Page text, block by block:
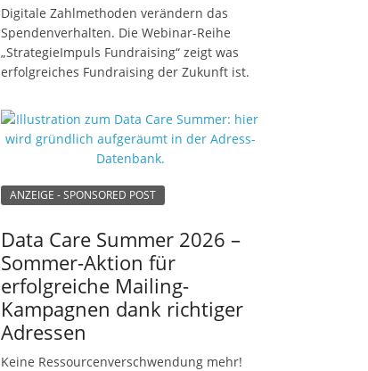
Digitale Zahlmethoden verändern das
Spendenverhalten. Die Webinar-Reihe
„StrategieImpuls Fundraising“ zeigt was
erfolgreiches Fundraising der Zukunft ist.
ANZEIGE - SPONSORED POST
Data Care Summer 2026 –
Sommer-Aktion für
erfolgreiche Mailing-
Kampagnen dank richtiger
Adressen
Keine Ressourcenverschwendung mehr!